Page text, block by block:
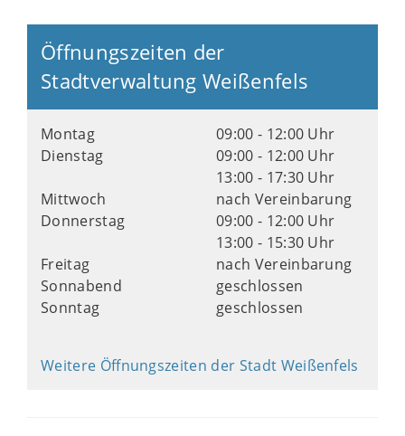
Öffnungszeiten der
Stadtverwaltung Weißenfels
Montag
09:00 - 12:00 Uhr
Dienstag
09:00 - 12:00 Uhr
13:00 - 17:30 Uhr
Mittwoch
nach Vereinbarung
Donnerstag
09:00 - 12:00 Uhr
13:00 - 15:30 Uhr
Freitag
nach Vereinbarung
Sonnabend
geschlossen
Sonntag
geschlossen
Weitere Öffnungszeiten der Stadt Weißenfels